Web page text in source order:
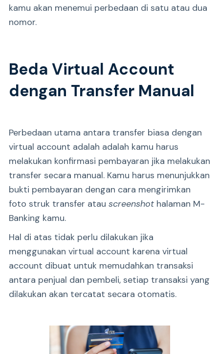
kamu akan menemui perbedaan di satu atau dua
nomor.
Beda Virtual Account
dengan Transfer Manual
Perbedaan utama antara transfer biasa dengan
virtual account adalah adalah kamu harus
melakukan konfirmasi pembayaran jika melakukan
transfer secara manual. Kamu harus menunjukkan
bukti pembayaran dengan cara mengirimkan
foto struk transfer atau screenshot halaman M-
Banking kamu.
Hal di atas tidak perlu dilakukan jika
menggunakan virtual account karena virtual
account dibuat untuk memudahkan transaksi
antara penjual dan pembeli, setiap transaksi yang
dilakukan akan tercatat secara otomatis.